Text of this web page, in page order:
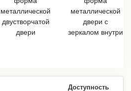
Доступность